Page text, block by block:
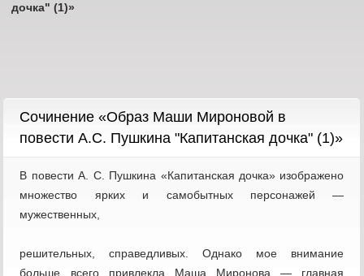
дочка" (1)»
Cочинение «Образ Маши Мироновой в
повести А.С. Пушкина "Капитанская дочка" (1)»
В повести А. С. Пушкина «Капитанская дочка» изображено
множество ярких и самобытных персонажей —
мужественных,
решительных, справедливых. Однако мое внимание
больше всего привлекла Маша Миронова — главная